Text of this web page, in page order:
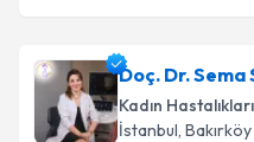
Doç. Dr. Sema
Kadın
İstanbul, Bakırköy